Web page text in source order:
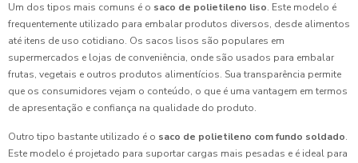
Um dos tipos mais comuns é o saco de polietileno liso. Este modelo é
frequentemente utilizado para embalar produtos diversos, desde alimentos
até itens de uso cotidiano. Os sacos lisos são populares em
supermercados e lojas de conveniência, onde são usados para embalar
frutas, vegetais e outros produtos alimentícios. Sua transparência permite
que os consumidores vejam o conteúdo, o que é uma vantagem em termos
de apresentação e confiança na qualidade do produto.
Outro tipo bastante utilizado é o saco de polietileno com fundo soldado.
Este modelo é projetado para suportar cargas mais pesadas e é ideal para